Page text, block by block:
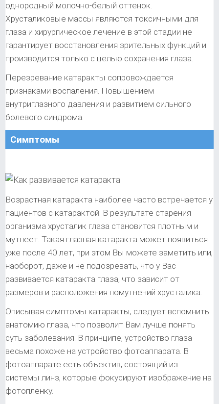
однородный молочно-белый оттенок.
Хрусталиковые массы являются токсичными для
глаза и хирургическое лечение в этой стадии не
гарантирует восстановления зрительных функций и
производится только с целью сохранения глаза.
Перезревание катаракты сопровождается
признаками воспаления. Повышением
внутриглазного давления и развитием сильного
болевого синдрома.
Симптомы
Возрастная катаракта наиболее часто встречается у
пациентов с катарактой. В результате старения
организма хрусталик глаза становится плотным и
мутнеет. Такая глазная катаракта может появиться
уже после 40 лет, при этом Вы можете заметить или,
наоборот, даже и не подозревать, что у Вас
развивается катаракта глаза, что зависит от
размеров и расположения помутнений хрусталика.
Описывая симптомы катаракты, следует вспомнить
анатомию глаза, что позволит Вам лучше понять
суть заболевания. В принципе, устройство глаза
весьма похоже на устройство фотоаппарата. В
фотоаппарате есть объектив, состоящий из
системы линз, которые фокусируют изображение на
фотопленку.